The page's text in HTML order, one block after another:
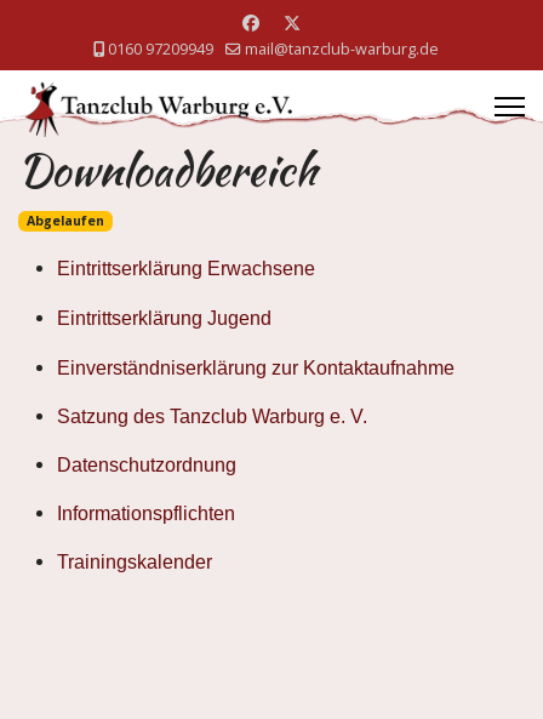
0160 97209949 mail@tanzclub-warburg.de
Downloadbereich
Abgelaufen
Eintrittserklärung Erwachsene
Eintrittserklärung Jugend
Einverständniserklärung zur Kontaktaufnahme
Satzung des Tanzclub Warburg e. V.
Datenschutzordnung
Informationspflichten
Trainingskalender